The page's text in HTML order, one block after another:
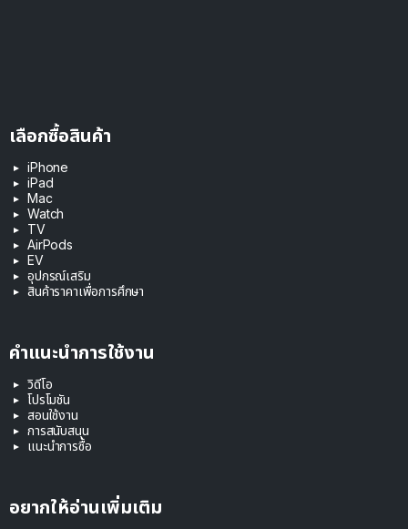
เลือกซื้อสินค้า
iPhone
iPad
Mac
Watch
TV
AirPods
EV
อุปกรณ์เสริม
สินค้าราคาเพื่อการศึกษา
คำแนะนำการใช้งาน
วิดีโอ
โปรโมชัน
สอนใช้งาน
การสนับสนุน
แนะนำการซื้อ
อยากให้อ่านเพิ่มเติม